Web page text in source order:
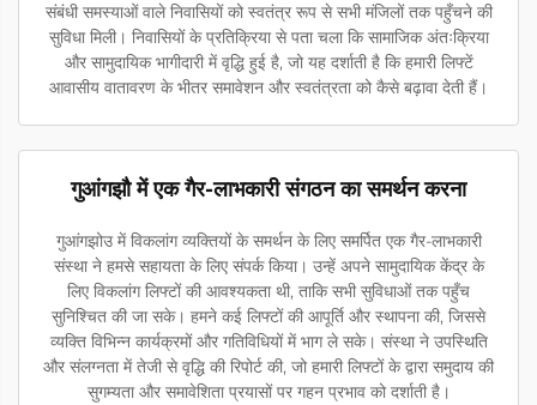
संबंधी समस्याओं वाले निवासियों को स्वतंत्र रूप से सभी मंजिलों तक पहुँचने की
सुविधा मिली। निवासियों के प्रतिक्रिया से पता चला कि सामाजिक अंतःक्रिया
और सामुदायिक भागीदारी में वृद्धि हुई है, जो यह दर्शाती है कि हमारी लिफ्टें
आवासीय वातावरण के भीतर समावेशन और स्वतंत्रता को कैसे बढ़ावा देती हैं।
गुआंगझौ में एक गैर-लाभकारी संगठन का समर्थन करना
गुआंगझोउ में विकलांग व्यक्तियों के समर्थन के लिए समर्पित एक गैर-लाभकारी
संस्था ने हमसे सहायता के लिए संपर्क किया। उन्हें अपने सामुदायिक केंद्र के
लिए विकलांग लिफ्टों की आवश्यकता थी, ताकि सभी सुविधाओं तक पहुँच
सुनिश्चित की जा सके। हमने कई लिफ्टों की आपूर्ति और स्थापना की, जिससे
व्यक्ति विभिन्न कार्यक्रमों और गतिविधियों में भाग ले सके। संस्था ने उपस्थिति
और संलग्नता में तेजी से वृद्धि की रिपोर्ट की, जो हमारी लिफ्टों के द्वारा समुदाय की
सुगम्यता और समावेशिता प्रयासों पर गहन प्रभाव को दर्शाती है।